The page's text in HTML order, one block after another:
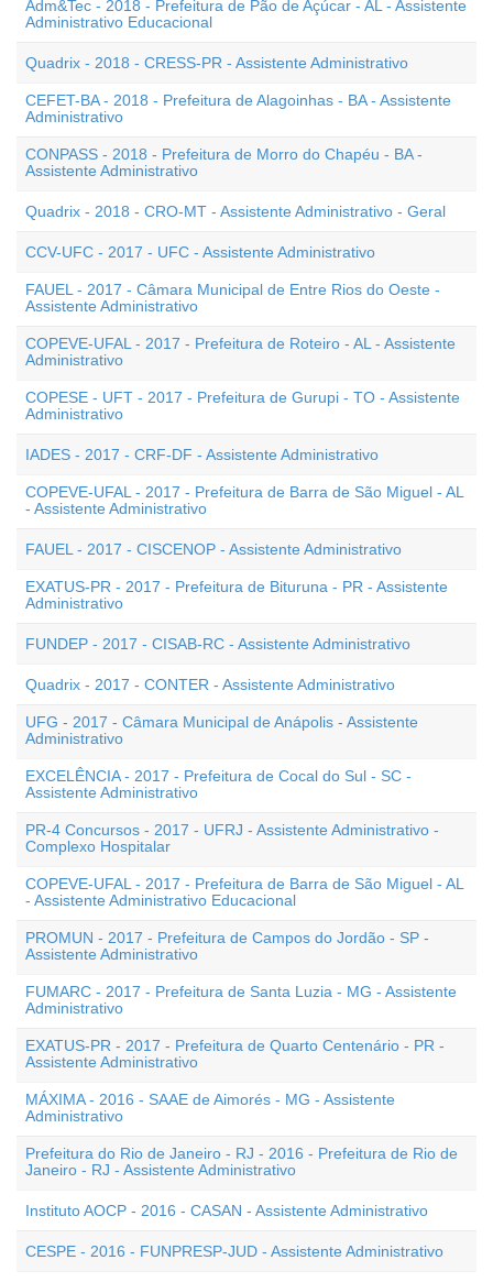
Adm&Tec - 2018 - Prefeitura de Pão de Açúcar - AL - Assistente
Administrativo Educacional
Quadrix - 2018 - CRESS-PR - Assistente Administrativo
CEFET-BA - 2018 - Prefeitura de Alagoinhas - BA - Assistente
Administrativo
CONPASS - 2018 - Prefeitura de Morro do Chapéu - BA -
Assistente Administrativo
Quadrix - 2018 - CRO-MT - Assistente Administrativo - Geral
CCV-UFC - 2017 - UFC - Assistente Administrativo
FAUEL - 2017 - Câmara Municipal de Entre Rios do Oeste -
Assistente Administrativo
COPEVE-UFAL - 2017 - Prefeitura de Roteiro - AL - Assistente
Administrativo
COPESE - UFT - 2017 - Prefeitura de Gurupi - TO - Assistente
Administrativo
IADES - 2017 - CRF-DF - Assistente Administrativo
COPEVE-UFAL - 2017 - Prefeitura de Barra de São Miguel - AL
- Assistente Administrativo
FAUEL - 2017 - CISCENOP - Assistente Administrativo
EXATUS-PR - 2017 - Prefeitura de Bituruna - PR - Assistente
Administrativo
FUNDEP - 2017 - CISAB-RC - Assistente Administrativo
Quadrix - 2017 - CONTER - Assistente Administrativo
UFG - 2017 - Câmara Municipal de Anápolis - Assistente
Administrativo
EXCELÊNCIA - 2017 - Prefeitura de Cocal do Sul - SC -
Assistente Administrativo
PR-4 Concursos - 2017 - UFRJ - Assistente Administrativo -
Complexo Hospitalar
COPEVE-UFAL - 2017 - Prefeitura de Barra de São Miguel - AL
- Assistente Administrativo Educacional
PROMUN - 2017 - Prefeitura de Campos do Jordão - SP -
Assistente Administrativo
FUMARC - 2017 - Prefeitura de Santa Luzia - MG - Assistente
Administrativo
EXATUS-PR - 2017 - Prefeitura de Quarto Centenário - PR -
Assistente Administrativo
MÁXIMA - 2016 - SAAE de Aimorés - MG - Assistente
Administrativo
Prefeitura do Rio de Janeiro - RJ - 2016 - Prefeitura de Rio de
Janeiro - RJ - Assistente Administrativo
Instituto AOCP - 2016 - CASAN - Assistente Administrativo
CESPE - 2016 - FUNPRESP-JUD - Assistente Administrativo